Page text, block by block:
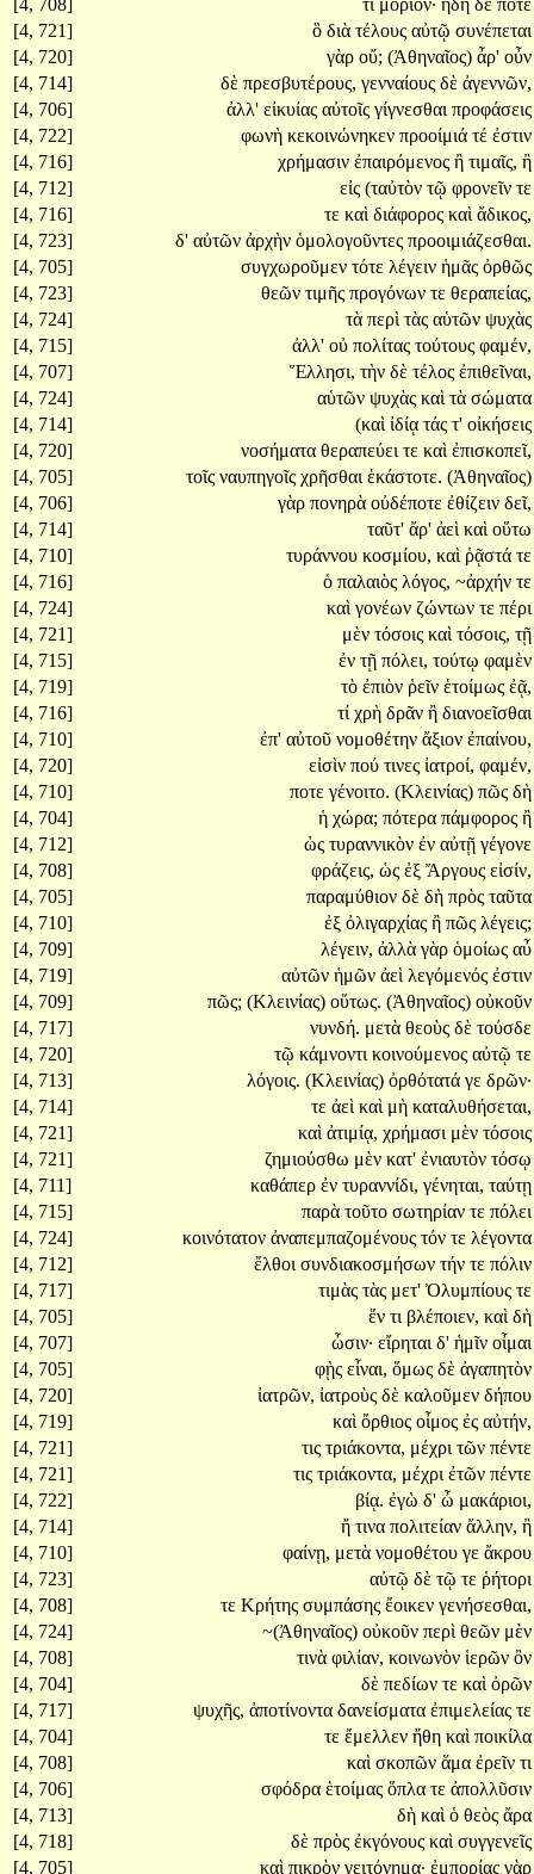
[4, 708] τι μόριον· ἤδη δέ ποτε
[4, 721]
ὃ διὰ τέλους αὐτῷ συνέπεται
[4, 720]
γὰρ οὔ; (Ἀθηναῖος) ἆρ' οὖν
[4, 714]
δὲ πρεσβυτέρους, γενναίους δὲ ἀγεννῶν,
[4, 706]
ἀλλ' εἰκυίας αὐτοῖς γίγνεσθαι προφάσεις
[4, 722]
φωνὴ κεκοινώνηκεν προοίμιά τέ ἐστιν
[4, 716]
χρήμασιν ἐπαιρόμενος ἢ τιμαῖς, ἢ
[4, 712]
εἰς (ταὐτὸν τῷ φρονεῖν τε
[4, 716]
τε καὶ διάφορος καὶ ἄδικος,
[4, 723]
δ' αὐτῶν ἀρχὴν ὁμολογοῦντες προοιμιάζεσθαι.
[4, 705]
συγχωροῦμεν τότε λέγειν ἡμᾶς ὀρθῶς
[4, 723]
θεῶν τιμῆς προγόνων τε θεραπείας,
[4, 724]
τὰ περὶ τὰς αὑτῶν ψυχὰς
[4, 715]
ἀλλ' οὐ πολίτας τούτους φαμέν,
[4, 707]
Ἕλλησι, τὴν δὲ τέλος ἐπιθεῖναι,
[4, 724]
αὑτῶν ψυχὰς καὶ τὰ σώματα
[4, 714]
(καὶ ἰδίᾳ τάς τ' οἰκήσεις
[4, 720]
νοσήματα θεραπεύει τε καὶ ἐπισκοπεῖ,
[4, 705]
τοῖς ναυπηγοῖς χρῆσθαι ἑκάστοτε. (Ἀθηναῖος)
[4, 706]
γὰρ πονηρὰ οὐδέποτε ἐθίζειν δεῖ,
[4, 714]
ταῦτ' ἄρ' ἀεὶ καὶ οὕτω
[4, 710]
τυράννου κοσμίου, καὶ ῥᾷστά τε
[4, 716]
ὁ παλαιὸς λόγος, ~ἀρχήν τε
[4, 724]
καὶ γονέων ζώντων τε πέρι
[4, 721]
μὲν τόσοις καὶ τόσοις, τῇ
[4, 715]
ἐν τῇ πόλει, τούτῳ φαμὲν
[4, 719]
τὸ ἐπιὸν ῥεῖν ἑτοίμως ἐᾷ,
[4, 716]
τί χρὴ δρᾶν ἢ διανοεῖσθαι
[4, 710]
ἐπ' αὐτοῦ νομοθέτην ἄξιον ἐπαίνου,
[4, 720]
εἰσὶν πού τινες ἰατροί, φαμέν,
[4, 710]
ποτε γένοιτο. (Κλεινίας) πῶς δὴ
[4, 704]
ἡ χώρα; πότερα πάμφορος ἢ
[4, 712]
ὡς τυραννικὸν ἐν αὐτῇ γέγονε
[4, 708]
φράζεις, ὡς ἐξ Ἄργους εἰσίν,
[4, 705]
παραμύθιον δὲ δὴ πρὸς ταῦτα
[4, 710]
ἐξ ὀλιγαρχίας ἢ πῶς λέγεις;
[4, 709]
λέγειν, ἀλλὰ γὰρ ὁμοίως αὖ
[4, 719]
αὐτῶν ἡμῶν ἀεὶ λεγόμενός ἐστιν
[4, 709]
πῶς; (Κλεινίας) οὕτως. (Ἀθηναῖος) οὐκοῦν
[4, 717]
νυνδή. μετὰ θεοὺς δὲ τούσδε
[4, 720]
τῷ κάμνοντι κοινούμενος αὐτῷ τε
[4, 713]
λόγοις. (Κλεινίας) ὀρθότατά γε δρῶν·
[4, 714]
τε ἀεὶ καὶ μὴ καταλυθήσεται,
[4, 721]
καὶ ἀτιμίᾳ, χρήμασι μὲν τόσοις
[4, 721]
ζημιούσθω μὲν κατ' ἐνιαυτὸν τόσῳ
[4, 711]
καθάπερ ἐν τυραννίδι, γένηται, ταύτῃ
[4, 715]
παρὰ τοῦτο σωτηρίαν τε πόλει
[4, 724]
κοινότατον ἀναπεμπαζομένους τόν τε λέγοντα
[4, 712]
ἔλθοι συνδιακοσμήσων τήν τε πόλιν
[4, 717]
τιμὰς τὰς μετ' Ὀλυμπίους τε
[4, 705]
ἕν τι βλέποιεν, καὶ δὴ
[4, 707]
ὦσιν· εἴρηται δ' ἡμῖν οἶμαι
[4, 705]
φῂς εἶναι, ὅμως δὲ ἀγαπητὸν
[4, 720]
ἰατρῶν, ἰατροὺς δὲ καλοῦμεν δήπου
[4, 719]
καὶ ὄρθιος οἶμος ἐς αὐτήν,
[4, 721]
τις τριάκοντα, μέχρι τῶν πέντε
[4, 721]
τις τριάκοντα, μέχρι ἐτῶν πέντε
[4, 722]
βίᾳ. ἐγὼ δ' ὦ μακάριοι,
[4, 714]
ἤ τινα πολιτείαν ἄλλην, ἢ
[4, 710]
φαίνῃ, μετὰ νομοθέτου γε ἄκρου
[4, 723]
αὐτῷ δὲ τῷ τε ῥήτορι
[4, 708]
τε Κρήτης συμπάσης ἔοικεν γενήσεσθαι,
[4, 724]
~(Ἀθηναῖος) οὐκοῦν περὶ θεῶν μὲν
[4, 708]
τινὰ φιλίαν, κοινωνὸν ἱερῶν ὂν
[4, 704]
δὲ πεδίων τε καὶ ὀρῶν
[4, 717]
ψυχῆς, ἀποτίνοντα δανείσματα ἐπιμελείας τε
[4, 704]
τε ἔμελλεν ἤθη καὶ ποικίλα
[4, 708]
καὶ σκοπῶν ἅμα ἐρεῖν τι
[4, 706]
σφόδρα ἑτοίμας ὅπλα τε ἀπολλῦσιν
[4, 713]
δὴ καὶ ὁ θεὸς ἄρα
[4, 718]
δὲ πρὸς ἐκγόνους καὶ συγγενεῖς
[4, 705]
καὶ πικρὸν γειτόνημα· ἐμπορίας γὰρ